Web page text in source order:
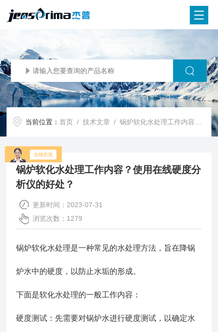
当前位置：首页 /技术文章 / 锅炉软化水处理工作内容？使用在线硬度分析仪的好处？
锅炉软化水处理工作内容？使用在线硬度分
析仪的好处？
更新时间：2023-07-31
浏览次数：1279
锅炉软化水处理是一种常见的水处理方法，旨在降锅
炉水中的硬度，以防止水垢的形成。
下面是软化水处理的一般工作内容：
硬度测试：先需要对锅炉水进行硬度测试，以确定水